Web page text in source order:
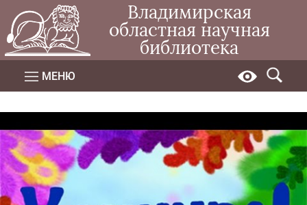
Владимирская
областная научная
библиотека
МЕНЮ